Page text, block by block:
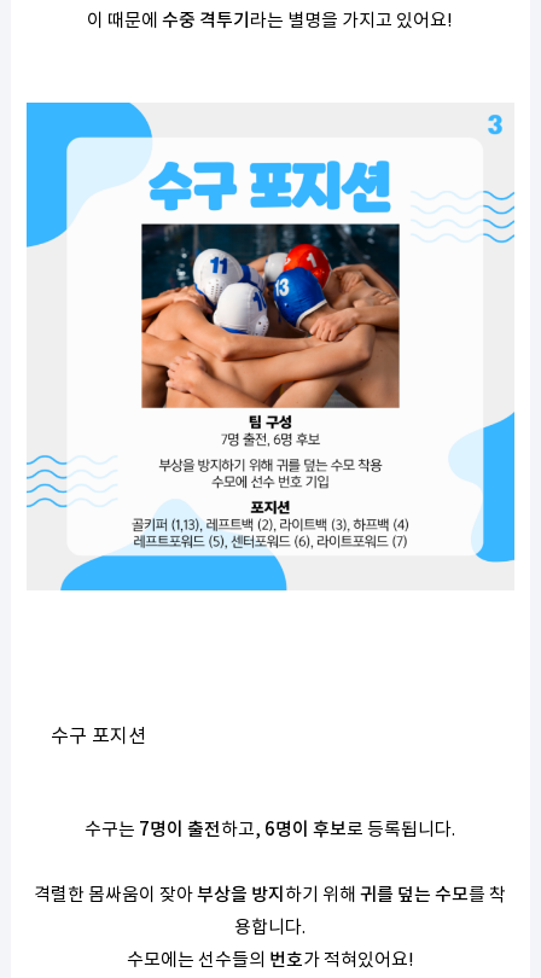
이 때문에수중 격투기 라는 별명을 가지고 있어요!
수구 포지션
수구는 7명이 출전하고, 6명이 후보로 등록됩니다.
격렬한 몸싸움이 잦아부상을 방지 하기 위해귀를 덮는 수모를 착
용합니다.
수모에는 선수들의 번호가 적혀있어요!